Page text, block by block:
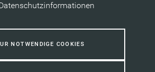
NOTWENDIGE COOKIES